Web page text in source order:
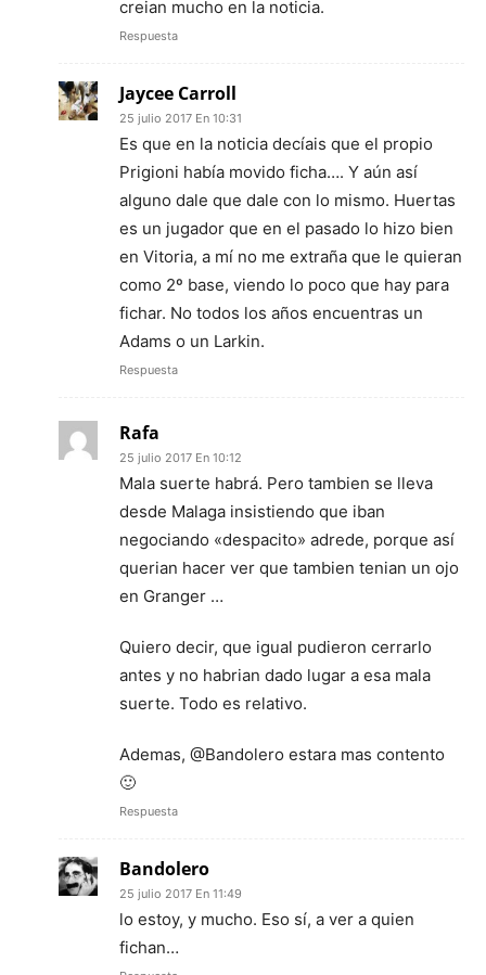
creian mucho en la noticia.
Respuesta
Jaycee Carroll
25 julio 2017 En 10:31
Es que en la noticia decíais que el propio
Prigioni había movido ficha…. Y aún así
alguno dale que dale con lo mismo. Huertas
es un jugador que en el pasado lo hizo bien
en Vitoria, a mí no me extraña que le quieran
como 2º base, viendo lo poco que hay para
fichar. No todos los años encuentras un
Adams o un Larkin.
Respuesta
Rafa
25 julio 2017 En 10:12
Mala suerte habrá. Pero tambien se lleva
desde Malaga insistiendo que iban
negociando «despacito» adrede, porque así
querian hacer ver que tambien tenian un ojo
en Granger …
Quiero decir, que igual pudieron cerrarlo
antes y no habrian dado lugar a esa mala
suerte. Todo es relativo.
Ademas, @Bandolero estara mas contento
🙂
Respuesta
Bandolero
25 julio 2017 En 11:49
lo estoy, y mucho. Eso sí, a ver a quien
fichan…